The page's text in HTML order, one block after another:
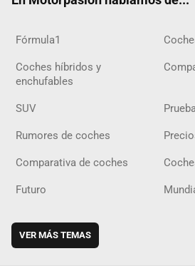
Fórmula1
Coches híbridos y
enchufables
SUV
Rumores de coches
Comparativa de coches
Futuro
VER MÁS TEMAS